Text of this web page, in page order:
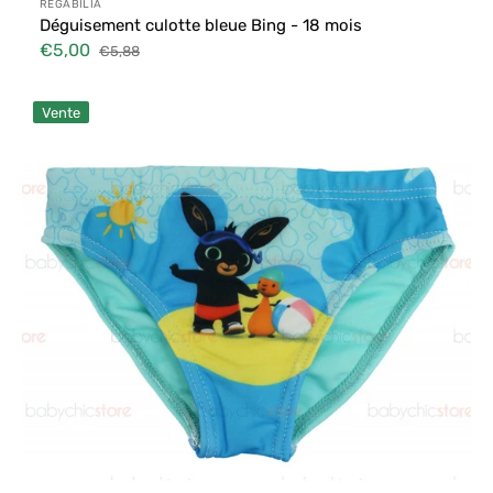
Distributeur :
REGABILIA
Déguisement culotte bleue Bing - 18 mois
Prix
€5,00
Prix
€5,88
Déguisement
culotte
Bing
-
mois
Vente